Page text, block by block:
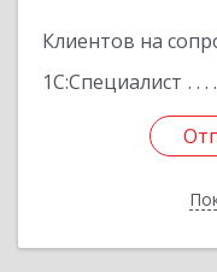
Клиентов на
1С:Специалист